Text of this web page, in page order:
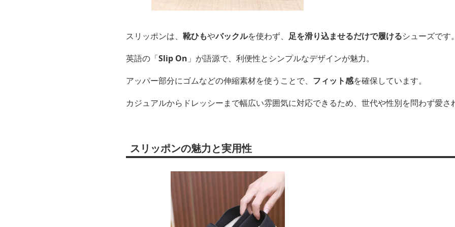
スリッポンは、 靴ひもやバックルを使わず、 足を滑り込ませるだけで履けるシューズです。
英語の「Slip On 」が語源で、利便性とシンプルなデザインが魅力。
アッパー部分にゴムなどの伸縮素材を使うことで、 フィット感を確保しています。
カジュアルからドレッシーまで幅広い雰囲気に対応できるため、世代や性別を問わず愛さ
スリッポンの魅力と実用性